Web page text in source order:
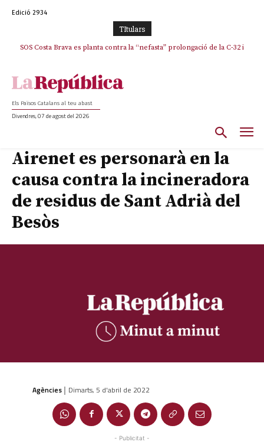
Edició 2934
TItulars
SOS Costa Brava es planta contra la “nefasta” prolongació de la C-32 i
La memòria viva de Josep Sunyol uneix l’esport i la cultura en un emotiu
Els Països Catalans al teu abast
Divendres, 07 de agost del 2026
Airenet es personarà en la
causa contra la incineradora
de residus de Sant Adrià del
Besòs
Agències | Dimarts, 5 d'abril de 2022
- Publicitat -